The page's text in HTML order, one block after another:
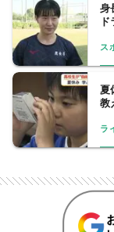
身
ス
夏
教
ラ